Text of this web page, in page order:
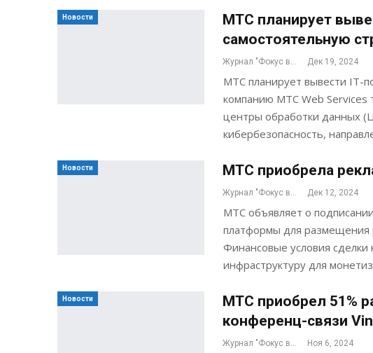
Новости
МТС планирует
самостоятельную
Журнал "Фокус внимания" Дек 19, 2024
МТС планирует вывести IT-
компанию МТС Web Services
центры обработки данных
кибербезопасность,
Новости МТС приобрела
Журнал "Фокус внимания" Дек 12, 2024
МТС объявляет о
платформы для размещения
Финансовые условия
инфраструктуру для
Новости
МТС приобрел 51%
конференц-связи
Журнал "Фокус внимания" Ноя 6, 2024